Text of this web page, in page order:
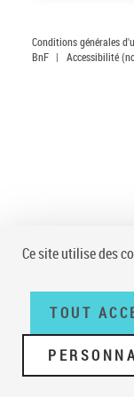
Conditions générales
BnF | Accessibilité
Ce site utilise des
TOUT